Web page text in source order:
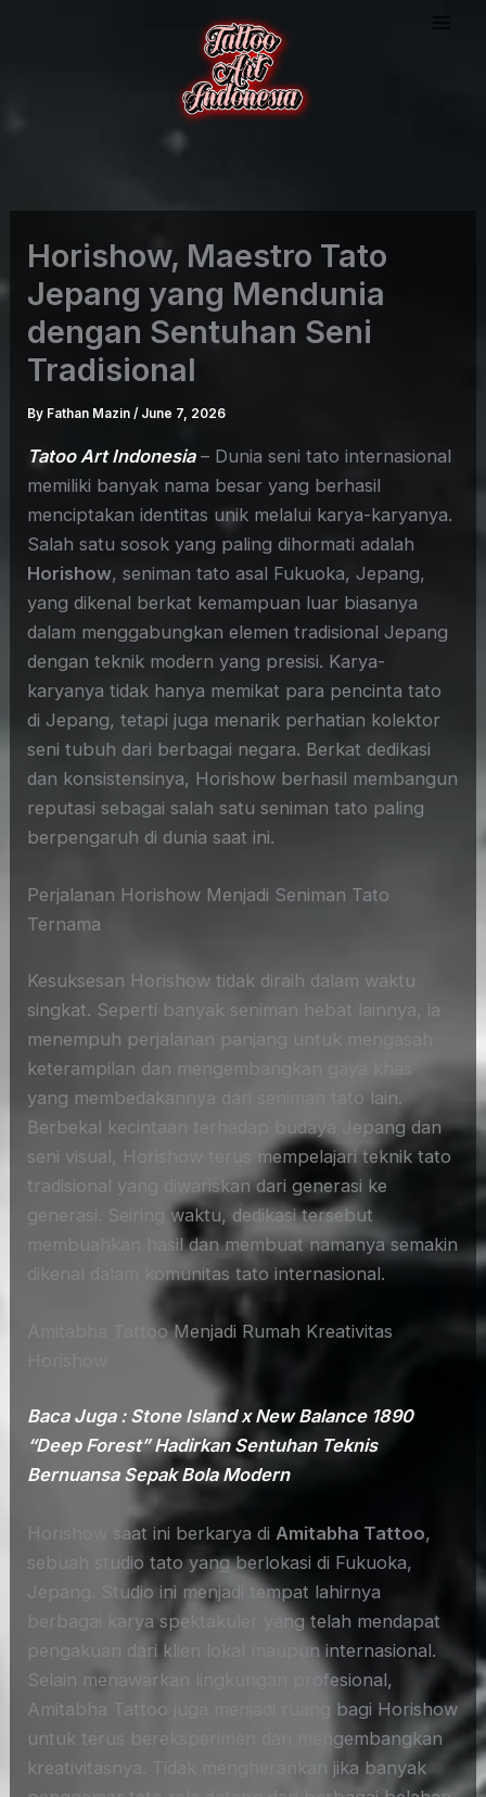
Horishow, Maestro Tato
Jepang yang Mendunia
dengan Sentuhan Seni
Tradisional
By Fathan Mazin/ June 7, 2026
Tatoo Art Indonesia– Dunia seni tato internasional
memiliki banyak nama besar yang berhasil
menciptakan identitas unik melalui karya-karyanya.
Salah satu sosok yang paling dihormati adalah
Horishow, seniman tato asal Fukuoka, Jepang,
yang dikenal berkat kemampuan luar biasanya
dalam menggabungkan elemen tradisional Jepang
dengan teknik modern yang presisi. Karya-
karyanya tidak hanya memikat para pencinta tato
di Jepang, tetapi juga menarik perhatian kolektor
seni tubuh dari berbagai negara. Berkat dedikasi
dan konsistensinya, Horishow berhasil membangun
reputasi sebagai salah satu seniman tato paling
berpengaruh di dunia saat ini.
Perjalanan Horishow Menjadi Seniman Tato
Ternama
Kesuksesan Horishow tidak diraih dalam waktu
singkat. Seperti banyak seniman hebat lainnya, ia
menempuh perjalanan panjang untuk mengasah
keterampilan dan mengembangkan gaya khas
yang membedakannya dari seniman tato lain.
Berbekal kecintaan terhadap budaya Jepang dan
seni visual, Horishow terus mempelajari teknik tato
tradisional yang diwariskan dari generasi ke
generasi. Seiring waktu, dedikasi tersebut
membuahkan hasil dan membuat namanya semakin
dikenal dalam komunitas tato internasional.
Amitabha Tattoo Menjadi Rumah Kreativitas
Horishow
Baca Juga : Stone Island x New Balance 1890
“Deep Forest” Hadirkan Sentuhan Teknis
Bernuansa Sepak Bola Modern
Horishow saat ini berkarya di Amitabha Tattoo,
sebuah studio tato yang berlokasi di Fukuoka,
Jepang. Studio ini menjadi tempat lahirnya
berbagai karya spektakuler yang telah mendapat
pengakuan dari klien lokal maupun internasional.
Selain menawarkan lingkungan profesional,
Amitabha Tattoo juga menjadi ruang bagi Horishow
untuk terus bereksperimen dan mengembangkan
kreativitasnya. Tidak mengherankan jika banyak